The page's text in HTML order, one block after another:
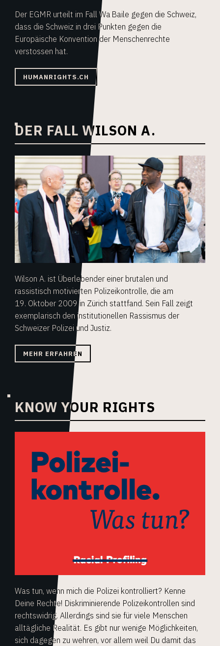
Der EGMR urteilt im Fall Wa Baile gegen die Schweiz,
dass die Schweiz in drei Punkten gegen die
Europäische Konvention der Menschenrechte
verstossen hat.
HUMANRIGHTS.CH
DER FALL WILSON A.
Wilson A. ist Überlebender einer brutalen und
rassistisch motivierten Polizeikontrolle, die am
19. Oktober 2009 in Zürich stattfand. Sein Fall zeigt
exemplarisch den institutionellen Rassismus der
Schweizer Polizei und Justiz.
MEHR ERFAHREN
KNOW YOUR RIGHTS
Was tun, wenn mich die Polizei kontrolliert? Kenne
Deine Rechte! Diskriminierende Polizeikontrollen sind
rechtswidrig. Allerdings sind sie für viele Menschen
alltägliche Realität. Es gibt nur wenige Möglichkeiten,
sich dagegen zu wehren, vor allem weil Du damit das